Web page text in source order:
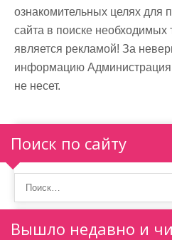
ознакомительных целях для
сайта в поиске
является рекламой! За
информацию Администрация
не несет.
Поиск по сайту
Вышло недавно и